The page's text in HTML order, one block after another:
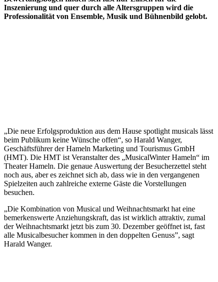
Inszenierung und quer durch alle Altersgruppen wird die
Professionalität von Ensemble, Musik und Bühnenbild gelobt.
„Die neue Erfolgsproduktion aus dem Hause spotlight musicals lässt
beim Publikum keine Wünsche offen“, so Harald Wanger,
Geschäftsführer der Hameln Marketing und Tourismus GmbH
(HMT). Die HMT ist Veranstalter des „MusicalWinter Hameln“ im
Theater Hameln. Die genaue Auswertung der Besucherzettel steht
noch aus, aber es zeichnet sich ab, dass wie in den vergangenen
Spielzeiten auch zahlreiche externe Gäste die Vorstellungen
besuchen.
„Die Kombination von Musical und Weihnachtsmarkt hat eine
bemerkenswerte Anziehungskraft, das ist wirklich attraktiv, zumal
der Weihnachtsmarkt jetzt bis zum 30. Dezember geöffnet ist, fast
alle Musicalbesucher kommen in den doppelten Genuss”, sagt
Harald Wanger.